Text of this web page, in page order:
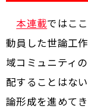
本連載ではこ
動員した世論工
域コミュニティ
配することはな
論形成を進めて